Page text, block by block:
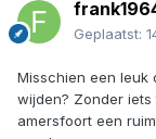
Geplaatst:
Misschien een leuk
wijden? Zonder
amersfoort een